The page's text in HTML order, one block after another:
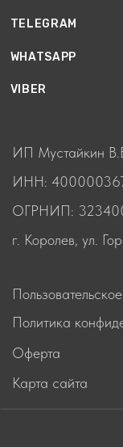
правообладателя запрещено